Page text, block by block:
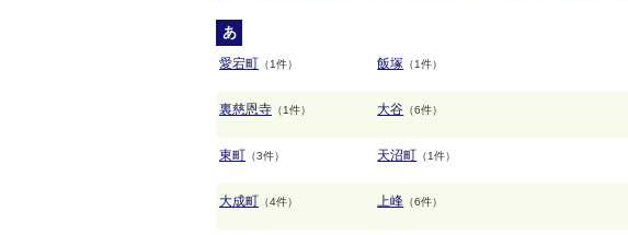
あ
愛宕町 （1件） 飯塚 （1件）
裏慈恩寺 （1件） 大谷 （6件）
東町 （3件） 天沼町 （1件）
大成町 （4件） 上峰 （6件）